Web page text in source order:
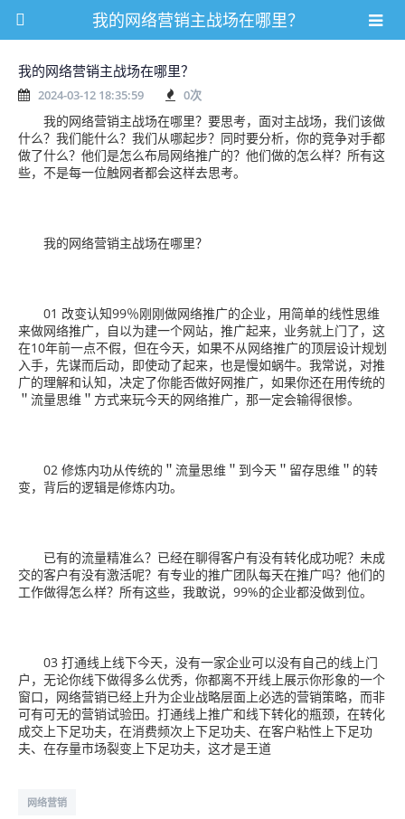
我的网络营销主战场在哪里？
我的网络营销主战场在哪里？
2024-03-12 18:35:59 0次
我的网络营销主战场在哪里？要思考，面对主战场，我们该做
什么？我们能什么？我们从哪起步？同时要分析，你的竞争对手都
做了什么？他们是怎么布局网络推广的？他们做的怎么样？所有这
些，不是每一位触网者都会这样去思考。
我的网络营销主战场在哪里？
01 改变认知99％刚刚做网络推广的企业，用简单的线性思维
来做网络推广，自以为建一个网站，推广起来，业务就上门了，这
在10年前一点不假，但在今天，如果不从网络推广的顶层设计规划
入手，先谋而后动，即使动了起来，也是慢如蜗牛。我常说，对推
广的理解和认知，决定了你能否做好网推广，如果你还在用传统的
＂流量思维＂方式来玩今天的网络推广，那一定会输得很惨。
02 修炼内功从传统的＂流量思维＂到今天＂留存思维＂的转
变，背后的逻辑是修炼内功。
已有的流量精准么？已经在聊得客户有没有转化成功呢？未成
交的客户有没有激活呢？有专业的推广团队每天在推广吗？他们的
工作做得怎么样？所有这些，我敢说，99%的企业都没做到位。
03 打通线上线下今天，没有一家企业可以没有自己的线上门
户，无论你线下做得多么优秀，你都离不开线上展示你形象的一个
窗口，网络营销已经上升为企业战略层面上必选的营销策略，而非
可有可无的营销试验田。打通线上推广和线下转化的瓶颈，在转化
成交上下足功夫，在消费频次上下足功夫、在客户粘性上下足功
夫、在存量市场裂变上下足功夫，这才是王道
网络营销